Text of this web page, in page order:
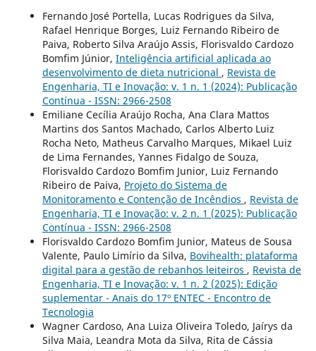
Fernando José Portella, Lucas Rodrigues da Silva,
Rafael Henrique Borges, Luiz Fernando Ribeiro de
Paiva, Roberto Silva Araújo Assis, Florisvaldo Cardozo
Bomfim Júnior, Inteligência artificial aplicada ao
desenvolvimento de dieta nutricional , Revista de
Engenharia, TI e Inovação: v. 1 n. 1 (2024): Publicação
Contínua - ISSN: 2966-2508
Emiliane Cecília Araújo Rocha, Ana Clara Mattos
Martins dos Santos Machado, Carlos Alberto Luiz
Rocha Neto, Matheus Carvalho Marques, Mikael Luiz
de Lima Fernandes, Yannes Fidalgo de Souza,
Florisvaldo Cardozo Bomfim Junior, Luiz Fernando
Ribeiro de Paiva, Projeto do Sistema de
Monitoramento e Contenção de Incêndios , Revista de
Engenharia, TI e Inovação: v. 2 n. 1 (2025): Publicação
Contínua - ISSN: 2966-2508
Florisvaldo Cardozo Bomfim Junior, Mateus de Sousa
Valente, Paulo Limírio da Silva, Bovihealth: plataforma
digital para a gestão de rebanhos leiteiros , Revista de
Engenharia, TI e Inovação: v. 1 n. 2 (2025): Edição
suplementar - Anais do 17º ENTEC - Encontro de
Tecnologia
Wagner Cardoso, Ana Luiza Oliveira Toledo, Jaírys da
Silva Maia, Leandra Mota da Silva, Rita de Cássia